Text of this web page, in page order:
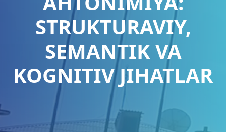
STRUKTURAVIY,
SEMANTIK VA
KOGNITIV JIHATLAR